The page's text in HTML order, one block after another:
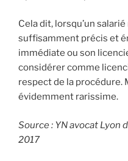
Cela dit, lorsqu’un
suffisamment précis et
immédiate ou son
considérer comme
respect de la procédure.
évidemment rarissime.
Source : YN avocat
2017